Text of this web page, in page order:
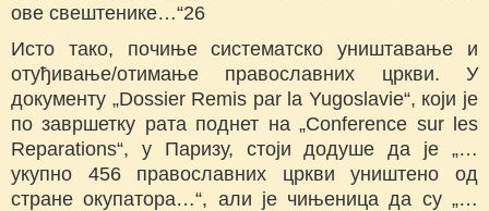
ове свештенике…“26
Исто тако, почиње систематско уништавање и
отуђивање/отимање православних цркви. У
документу „Dossier Remis par la Yugoslavie“, који је
по завршетку рата поднет на „Conference sur les
Reparations“, у Паризу, стоји додуше да је „…
укупно 456 православних цркви уништено од
стране окупатора…“, али је чињеница да су „…